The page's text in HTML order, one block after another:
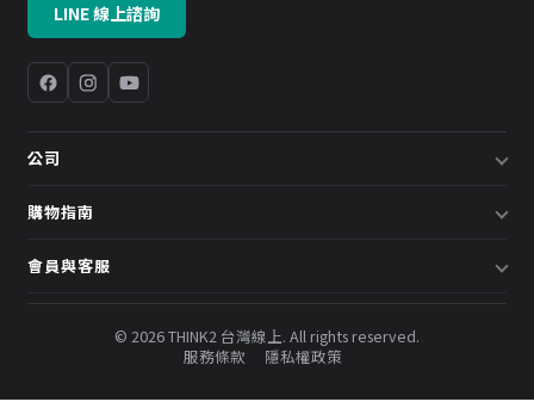
LINE 線上諮詢
公司
關於我們
預約諮詢
購物指南
配送說明
會員與客服
會員中心
© 2026 THINK2 台灣線上. All rights reserved.
服務條款
隱私權政策